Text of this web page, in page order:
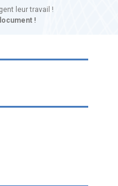
leur travail !
!